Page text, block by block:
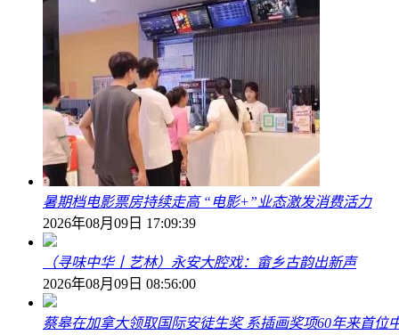
暑期档电影票房持续走高 “电影+”业态激发消费活力
2026年08月09日 17:09:39
（寻味中华丨艺林）永安大腔戏：畲乡古韵出新声
2026年08月09日 08:56:00
蔡皋在加拿大领取国际安徒生奖 系插画奖项60年来首位